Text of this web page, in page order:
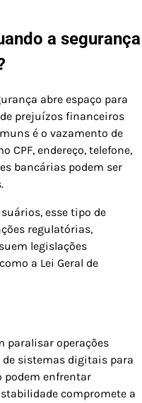
a segurança
abre espaço para
prejuízos financeiros
é o vazamento de
CPF, endereço, telefone,
bancárias podem ser
esse tipo de
regulatórias,
legislações
a Lei Geral de
paralisar operações
de sistemas digitais para
podem enfrentar
compromete a